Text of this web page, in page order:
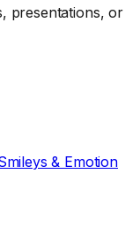
presentations, or
& Emotion